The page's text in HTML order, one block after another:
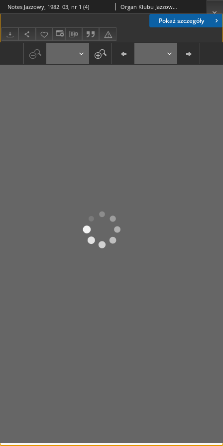
Pokaż szczegóły
Notes Jazzowy, 1982. 03, nr 1 (4) Organ Klubu Jazzowego "Rotunda"